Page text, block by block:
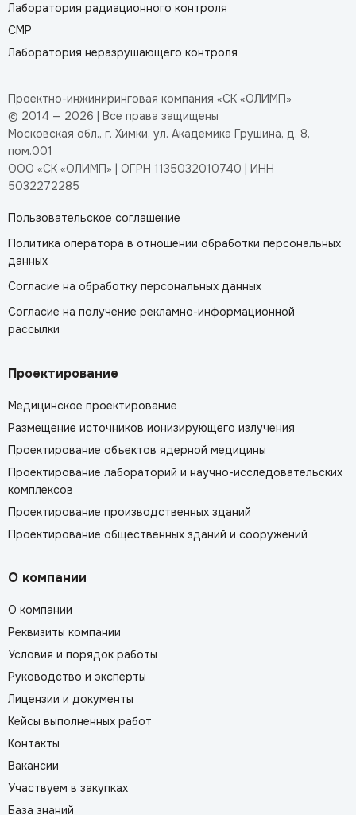
Лаборатория радиационного контроля
СМР
Лаборатория неразрушающего контроля
Проектно-инжиниринговая компания «СК «ОЛИМП»
© 2014 — 2026 | Все права защищены
Московская обл., г. Химки, ул. Академика Грушина, д. 8,
пом.001
ООО «СК «ОЛИМП» | ОГРН 1135032010740 | ИНН
5032272285
Пользовательское соглашение
Политика оператора в отношении обработки персональных
данных
Согласие на обработку персональных данных
Согласие на получение рекламно-информационной
рассылки
Проектирование
Медицинское проектирование
Размещение источников ионизирующего излучения
Проектирование объектов ядерной медицины
Проектирование лабораторий и научно-исследовательских
комплексов
Проектирование производственных зданий
Проектирование общественных зданий и сооружений
О компании
О компании
Реквизиты компании
Условия и порядок работы
Руководство и эксперты
Лицензии и документы
Кейсы выполненных работ
Контакты
Вакансии
Участвуем в закупках
База знаний